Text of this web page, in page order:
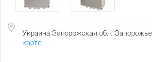
Украина Запорожская обл. Запорожье
карте